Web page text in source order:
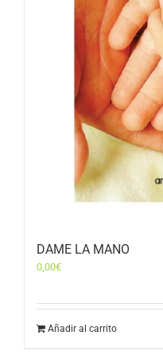
DAME LA MANO
0,00€
Añadir al carrito